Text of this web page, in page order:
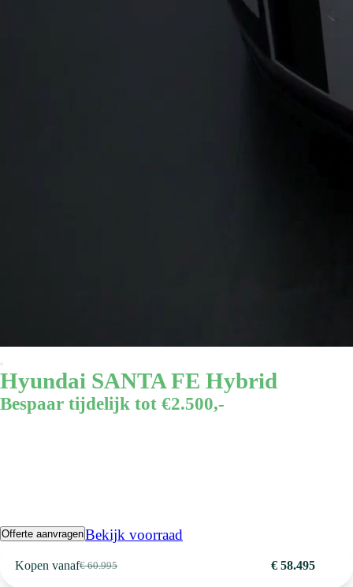
Hyundai SANTA FE Hybrid
Bespaar tijdelijk tot €2.500,-
Offerte aanvragenBekijk voorraad
Kopen vanaf€ 60.995 € 58.495